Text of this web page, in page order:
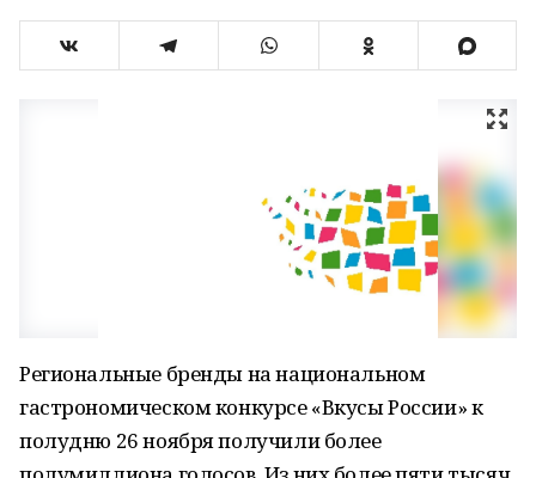
Региональные бренды на национальном
гастрономическом конкурсе «Вкусы России» к
полудню 26 ноября получили более